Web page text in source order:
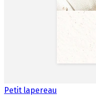
Petit lapereau